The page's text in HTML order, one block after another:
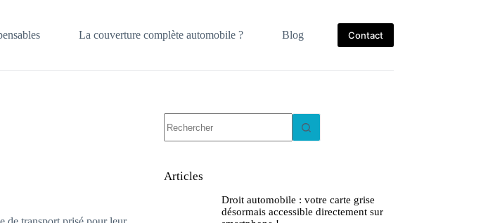
La couverture complète automobile ? Blog Contact
résultat
Articles
Droit automobile : votre carte grise
désormais accessible directement sur